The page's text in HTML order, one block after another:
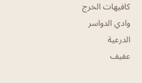
كافيهات الخرج
وادي الدواسر
الدرعية
عفيف